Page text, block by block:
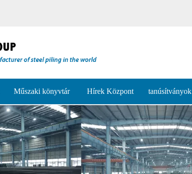
Műszaki könyvtár Hírek Központ tanúsítványok